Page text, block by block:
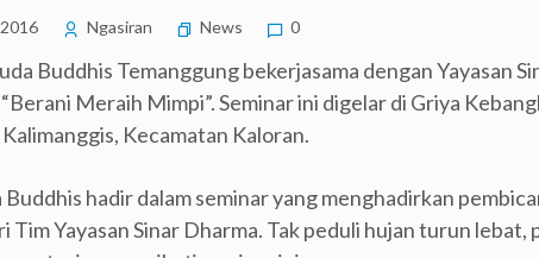
Ngasiran News 0
Buddhis Temanggung bekerjasama dengan Yayasan
Meraih Mimpi”. Seminar ini digelar di Griya
Kecamatan Kaloran.
hadir dalam seminar yang menghadirkan
Tim Yayasan Sinar Dharma. Tak peduli hujan turun